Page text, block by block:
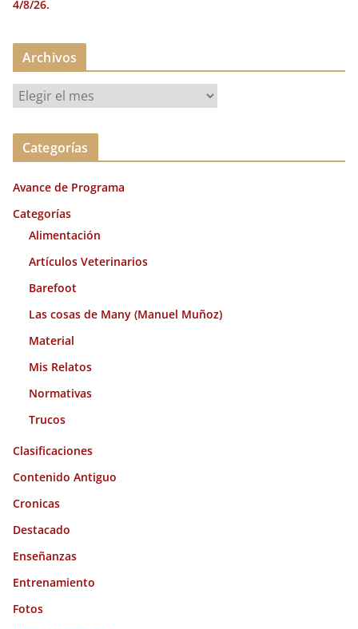
4/8/26.
Archivos
c
v
o
Categorías
Avance de Programa
Categorías
Alimentación
Artículos Veterinarios
Barefoot
Las cosas de Many (Manuel Muñoz)
Material
Mis Relatos
Normativas
Trucos
Clasificaciones
Contenido Antiguo
Cronicas
Destacado
Enseñanzas
Entrenamiento
Fotos